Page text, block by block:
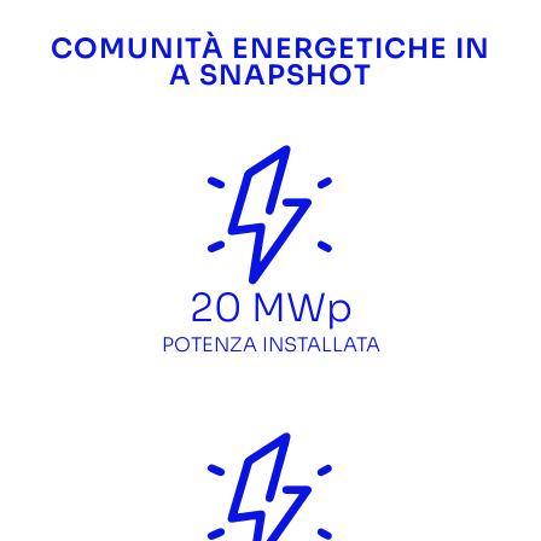
COMUNITÀ ENERGETICHE IN
A SNAPSHOT
20 MWp
POTENZA INSTALLATA